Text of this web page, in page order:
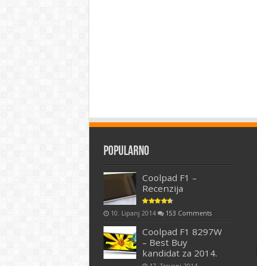
Popularno
Coolpad F1 –
Recenzija
10. Lipanj 2014 153 Comments
Coolpad F1 8297W
– Best Buy
kandidat za 2014.